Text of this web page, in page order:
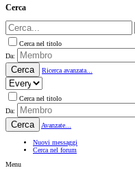
Cerca
Cerca nel titolo
Da:
Cerca Ricerca avanzata...
Cerca nel titolo
Da:
Cerca Avanzate...
Nuovi messaggi
Cerca nel forum
Menu